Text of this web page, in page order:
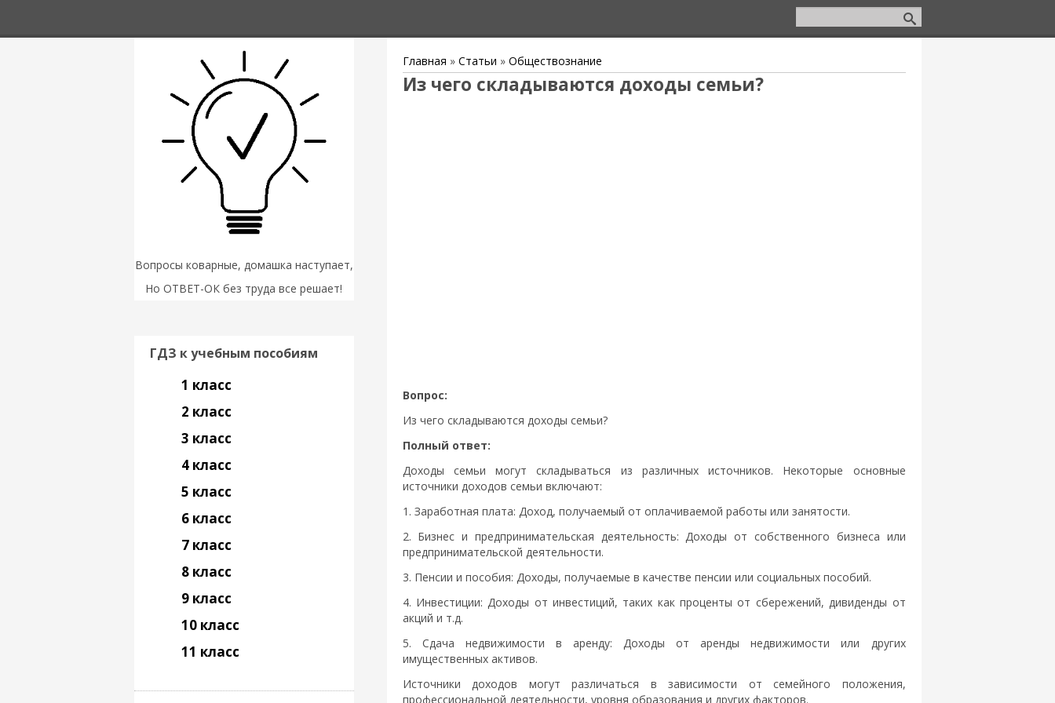
Вопросы коварные, домашка наступает,
Но ОТВЕТ-ОК без труда все решает!
Главная » Статьи » Обществознание
Из чего складываются доходы семьи?
Вопрос:
Из чего складываются доходы семьи?
Полный ответ:
Доходы семьи могут складываться из различных источников. Некоторые основные
источники доходов семьи включают:
1. Заработная плата: Доход, получаемый от оплачиваемой работы или занятости.
2. Бизнес и предпринимательская деятельность: Доходы от собственного бизнеса или
предпринимательской деятельности.
3. Пенсии и пособия: Доходы, получаемые в качестве пенсии или социальных пособий.
4. Инвестиции: Доходы от инвестиций, таких как проценты от сбережений, дивиденды от
акций и т.д.
5. Сдача недвижимости в аренду: Доходы от аренды недвижимости или других
имущественных активов.
Источники доходов могут различаться в зависимости от семейного положения,
профессиональной деятельности, уровня образования и других факторов.
ГДЗ к учебным пособиям
1 класс
2 класс
3 класс
4 класс
5 класс
6 класс
7 класс
8 класс
9 класс
10 класс
11 класс